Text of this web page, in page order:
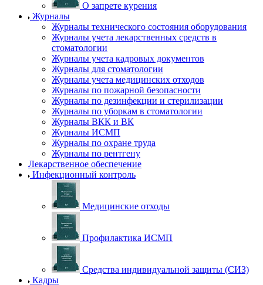
О запрете курения
Журналы
Журналы технического состояния оборудования
Журналы учета лекарственных средств в
стоматологии
Журналы учета кадровых документов
Журналы для стоматологии
Журналы учета медицинских отходов
Журналы по пожарной безопасности
Журналы по дезинфекции и стерилизации
Журналы по уборкам в стоматологии
Журналы ВКК и ВК
Журналы ИСМП
Журналы по охране труда
Журналы по рентгену
Лекарственное обеспечение
Инфекционный контроль
Медицинские отходы
Профилактика ИСМП
Средства индивидуальной защиты (СИЗ)
Кадры